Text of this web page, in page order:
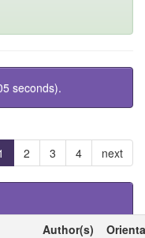
seconds).
2 3 4 next
Author(s)